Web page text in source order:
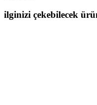
ilginizi çekebilecek